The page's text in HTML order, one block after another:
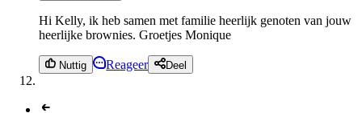
Hi Kelly, ik heb samen met familie heerlijk genoten van jouw
heerlijke brownies. Groetjes Monique
Nuttig Reageer Deel